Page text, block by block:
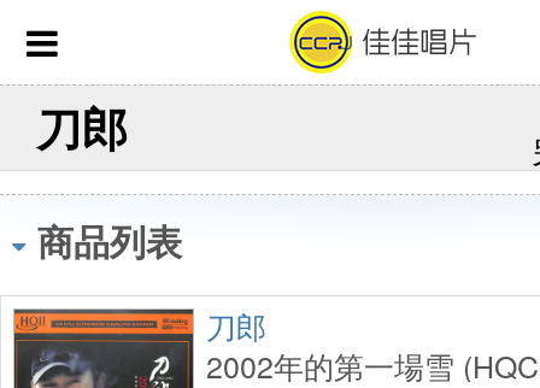
刀郎
商品列表
刀郎
2002年的第一場雪